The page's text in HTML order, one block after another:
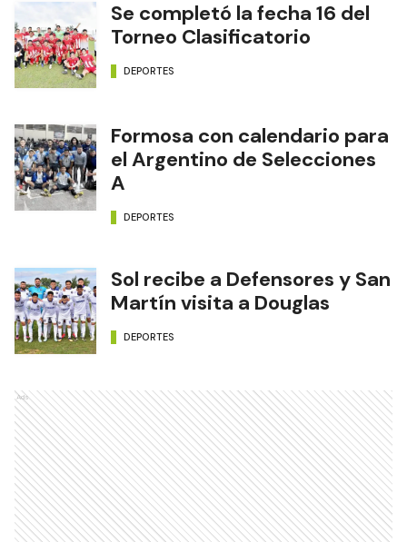
Se completó la fecha 16 del
Torneo Clasificatorio
DEPORTES
Formosa con calendario para
el Argentino de Selecciones
A
DEPORTES
Sol recibe a Defensores y San
Martín visita a Douglas
DEPORTES
Ads